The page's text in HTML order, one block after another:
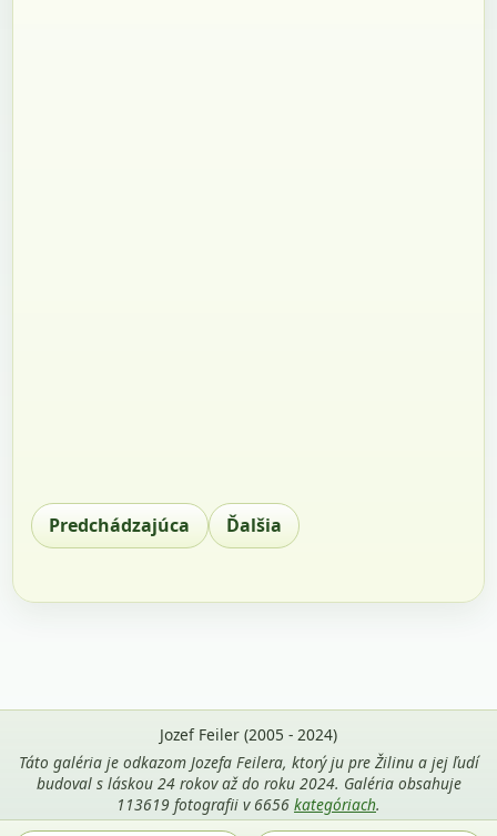
Predchádzajúca Ďalšia
Jozef Feiler (2005 - 2024)
Táto galéria je odkazom Jozefa Feilera, ktorý ju pre Žilinu a jej ľudí
budoval s láskou 24 rokov až do roku 2024. Galéria obsahuje
113619 fotografii v 6656 kategóriach.